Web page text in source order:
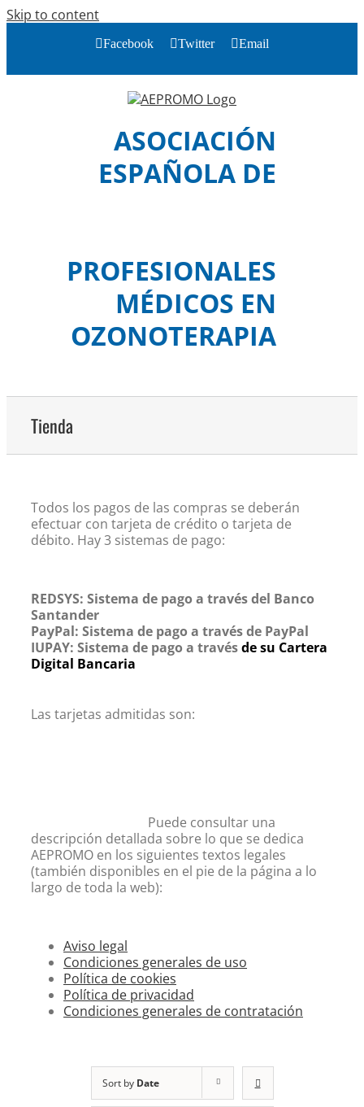
Skip to content
Facebook Twitter Email
ASOCIACIÓN
ESPAÑOLA DE
PROFESIONALES
MÉDICOS EN
OZONOTERAPIA
Tienda
Todos los pagos de las compras se deberán
efectuar con tarjeta de crédito o tarjeta de
débito. Hay 3 sistemas de pago:
REDSYS: Sistema de pago a través del Banco
Santander
PayPal: Sistema de pago a través de PayPal
IUPAY: Sistema de pago a travésde su Cartera
Digital Bancaria
Las tarjetas admitidas son:
Puede consultar una
descripción detallada sobre lo que se dedica
AEPROMO en los siguientes textos legales
(también disponibles en el pie de la página a lo
largo de toda la web):
Aviso legal
Condiciones generales de uso
Política de cookies
Política de privacidad
Condiciones generales de contratación
Sort by Date